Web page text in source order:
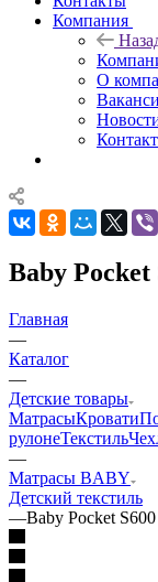
Компания
О
Baby Pocket
Главная
—
Каталог
—
Детские товары
МатрасыКровати
рулонеТекстиль
—
Матрасы BABY
Детский текстиль
—Baby Pocket S600